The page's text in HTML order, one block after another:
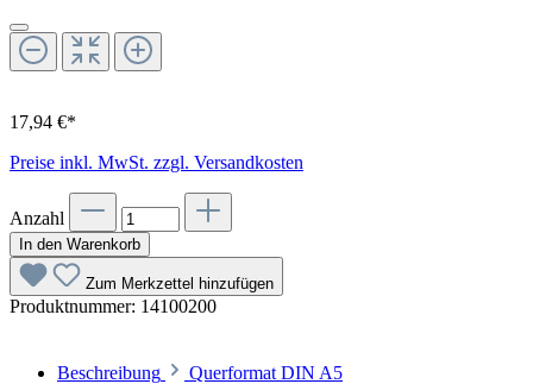
17,94 €*
Preise inkl. MwSt. zzgl. Versandkosten
Anzahl
In den Warenkorb
Zum Merkzettel hinzufügen
Produktnummer: 14100200
Beschreibung
Querformat DIN A5